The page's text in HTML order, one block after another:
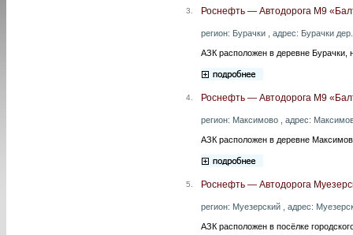
3. Роснефть — Автодорога М9
регион: Бурачки , адрес: Бурачки
АЗК расположен в деревне Бурачки,
4. Роснефть — Автодорога М9
регион: Максимово , адрес:
АЗК расположен в деревне
5. Роснефть — Автодорога
регион: Муезерский , адрес:
АЗК расположен в посёлке